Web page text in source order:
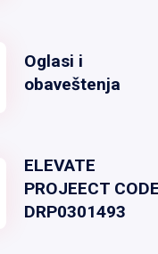
Oglasi i
obaveštenja
ELEVATE
PROJEECT CODE
DRP0301493